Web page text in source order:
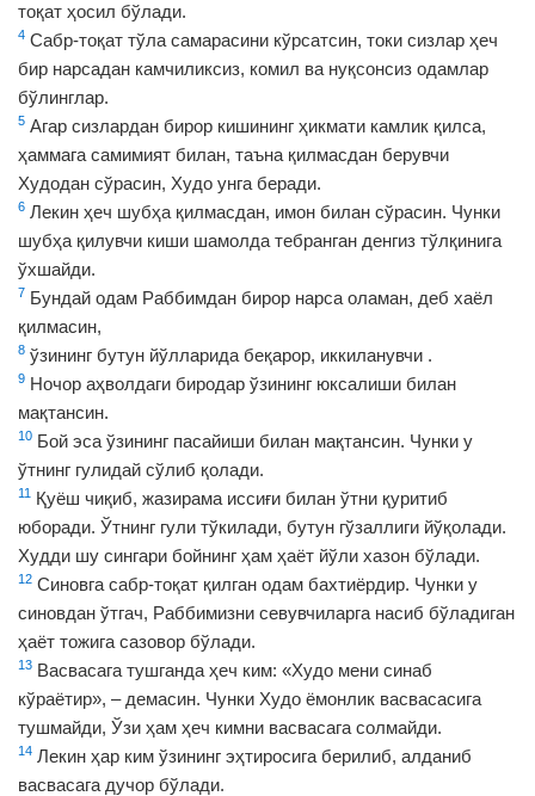
тоқат ҳосил бўлади.
4 Сабр-тоқат тўла самарасини кўрсатсин, токи сизлар ҳеч
бир нарсадан камчиликсиз, комил ва нуқсонсиз одамлар
бўлинглар.
5 Агар сизлардан бирор кишининг ҳикмати камлик қилса,
ҳаммага самимият билан, таъна қилмасдан берувчи
Худодан сўрасин, Худо унга беради.
6 Лекин ҳеч шубҳа қилмасдан, имон билан сўрасин. Чунки
шубҳа қилувчи киши шамолда тебранган денгиз тўлқинига
ўхшайди.
7 Бундай одам Раббимдан бирор нарса оламан, деб хаёл
қилмасин,
8 ўзининг бутун йўлларида беқарор, иккиланувчи .
9 Ночор аҳволдаги биродар ўзининг юксалиши билан
мақтансин.
10 Бой эса ўзининг пасайиши билан мақтансин. Чунки у
ўтнинг гулидай сўлиб қолади.
11
Қуёш чиқиб, жазирама иссиғи билан ўтни қуритиб
юборади. Ўтнинг гули тўкилади, бутун гўзаллиги йўқолади.
Худди шу сингари бойнинг ҳам ҳаёт йўли хазон бўлади.
12 Синовга сабр-тоқат қилган одам бахтиёрдир. Чунки у
синовдан ўтгач, Раббимизни севувчиларга насиб бўладиган
ҳаёт тожига сазовор бўлади.
13 Васвасага тушганда ҳеч ким: «Худо мени синаб
кўраётир», – демасин. Чунки Худо ёмонлик васвасасига
тушмайди, Ўзи ҳам ҳеч кимни васвасага солмайди.
14 Лекин ҳар ким ўзининг эҳтиросига берилиб, алданиб
васвасага дучор бўлади.